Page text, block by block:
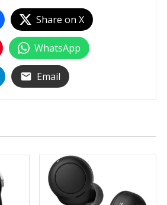
Share on X
WhatsApp
Email